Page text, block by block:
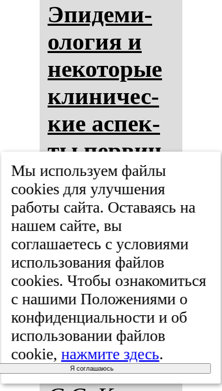
Эпи­де­ми­
оло­гия и
не­ко­то­рые
кли­ни­чес­
кие ас­пек­
ты пер­вич­
ных го­лов­
ных бо­лей
у де­тей и
под­рос­
тков. Жур­
нал нев­ро­ло­
гии и пси­хи­
ат­рии им.
Мы используем файлы
cооkies для улучшения
работы сайта. Оставаясь на
нашем сайте, вы
соглашаетесь с условиями
использования файлов
cооkies. Чтобы ознакомиться
с нашими Положениями о
конфиденциальности и об
использовании файлов
cookie,нажмите здесь.
Я соглашаюсь